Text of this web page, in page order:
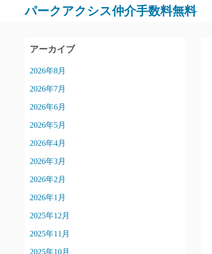
パークアクシス仲介手数料無料
アーカイブ
2026年8月
2026年7月
2026年6月
2026年5月
2026年4月
2026年3月
2026年2月
2026年1月
2025年12月
2025年11月
2025年10月